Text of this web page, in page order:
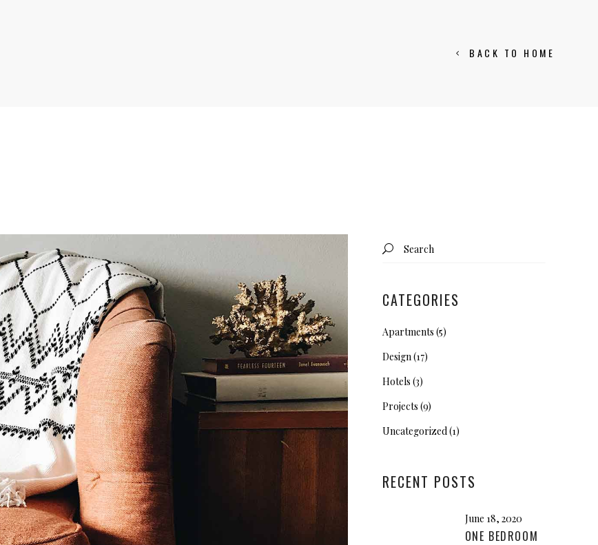
BACK TO HOME
Search
for:
CATEGORIES
Apartments (5)
Design(17)
Hotels (3)
Projects (9)
Uncategorized(1)
RECENT POSTS
June 18, 2020
ONE BEDROOM